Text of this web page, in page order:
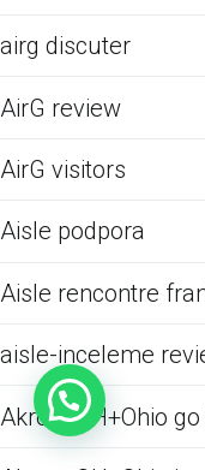
airg discuter
AirG review
AirG visitors
Aisle podpora
Aisle rencontre
aisle-inceleme
Akron+OH+Ohio